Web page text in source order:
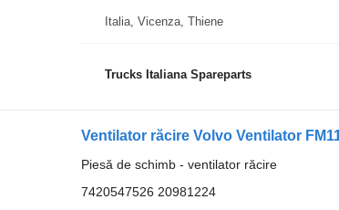
Italia, Vicenza, Thiene
Trucks Italiana Spareparts
Ventilator răcire Volvo Ventilator
Piesă de schimb - ventilator răcire
7420547526 20981224